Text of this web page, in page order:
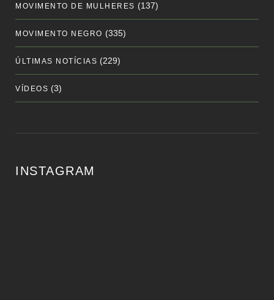
MOVIMENTO DE MULHERES (137)
MOVIMENTO NEGRO (335)
ÚLTIMAS NOTÍCIAS (229)
VÍDEOS (3)
INSTAGRAM